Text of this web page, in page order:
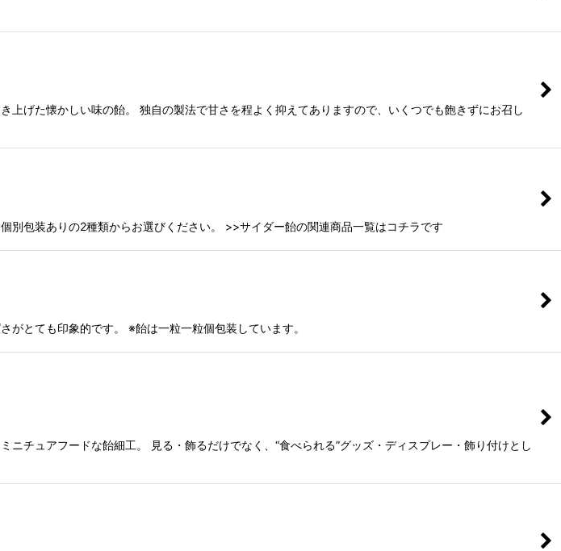
げた懐かしい味の飴。 独自の製法で甘さを程よく抑えてありますので、いくつでも飽きずにお召し
包装ありの2種類からお選びください。 >>サイダー飴の関連商品一覧はコチラです
とても印象的です。 ※飴は一粒一粒個包装しています。
チュアフードな飴細工。 見る・飾るだけでなく、“食べられる”グッズ・ディスプレー・飾り付けとし